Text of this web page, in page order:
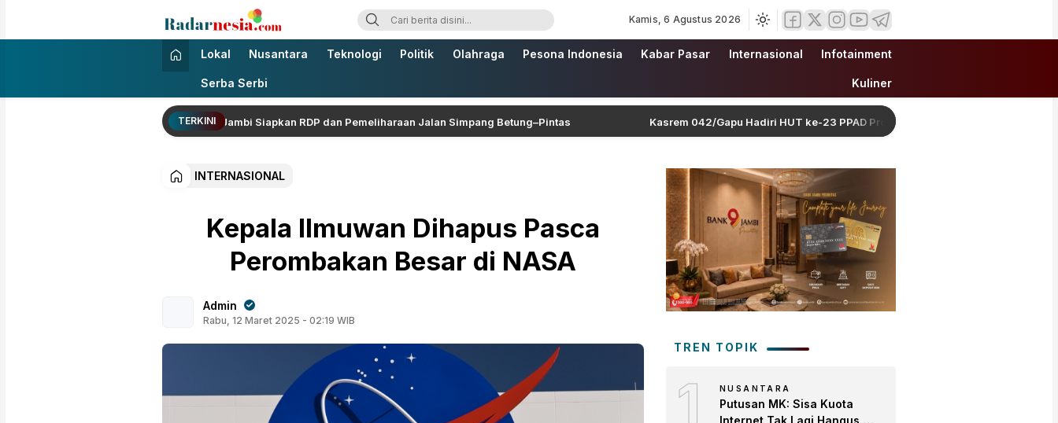
Radarnesia
Enak Dibaca
Kamis, 6 Agustus 2026
Lokal Nusantara Teknologi Politik Olahraga Pesona Indonesia Kabar Pasar Internasional Infotainment
Serba Serbi Kuliner
TERKINI
Warga Berbuah Hasil, DPRD Jambi Siapkan RDP dan Pemeliharaan Jalan Simpang Betung–Pintas Kasrem 042/Gapu Hadiri HUT ke-23 PPAD Provinsi Jambi demi Perkuat Sinergi Dukung
INTERNASIONAL
Kepala Ilmuwan Dihapus Pasca
Perombakan Besar di NASA
Admin
Rabu, 12 Maret 2025 - 02:19 WIB
TREN TOPIK
1 NUSANTARA
Putusan MK: Sisa Kuota